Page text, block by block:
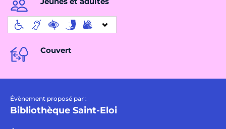
Couvert
Évènement proposé par :
Bibliothèque Saint-Eloi